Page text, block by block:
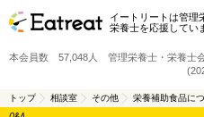
イートリートは管理
栄養士を応援してい
本会員数 57,048人 管理栄養士・栄養士
トップ 相談室 その他 栄養補助食品に